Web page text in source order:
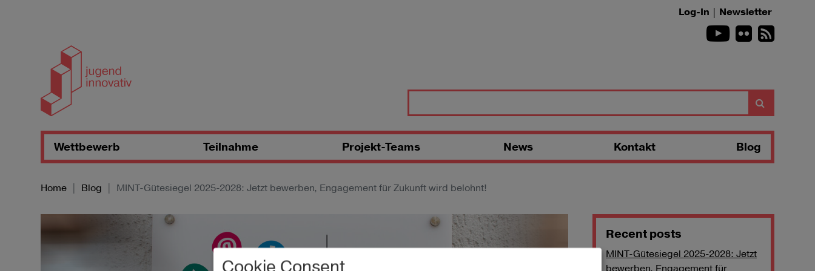
Log-In | Newsletter
Youtube
FlickrRSS-
Suchen
Wettbewerb Teilnahme Projekt-Teams News Kontakt Blog
Home Blog MINT-Gütesiegel 2025-2028: Jetzt bewerben, Engagement für Zukunft wird belohnt!
Recent posts
MINT-Gütesiegel 2025-2028: Jetzt
bewerben, Engagement für
Cookie Consent